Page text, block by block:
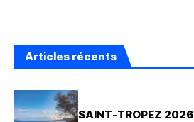
Articles récents
SAINT-TROPEZ 2026